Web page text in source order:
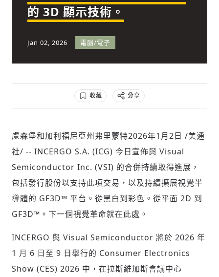
經濟
社會
人文
的 3D 顯示技術。
Jan 02, 2026 電腦/電子
收藏 分享
盧森堡和加利福尼亞州弗里蒙特2026年1月2日 /美通
社/ -- INCERGO S.A. (ICG) 今日宣佈與 Visual
Semiconductor Inc. (VSI) 的合併持續取得進展，
包括發行股份以支持此項交易，以及持續擴展視覺半
導體的 GF3D™ 平台。從黑白到彩色。從平面 2D 到
GF3D™。下一個視覺革命就在此處。
INCERGO 與 Visual Semiconductor 將於 2026 年
1 月 6 日至 9 日舉行的 Consumer Electronics
Show (CES) 2026 中，在拉斯維加斯會議中心